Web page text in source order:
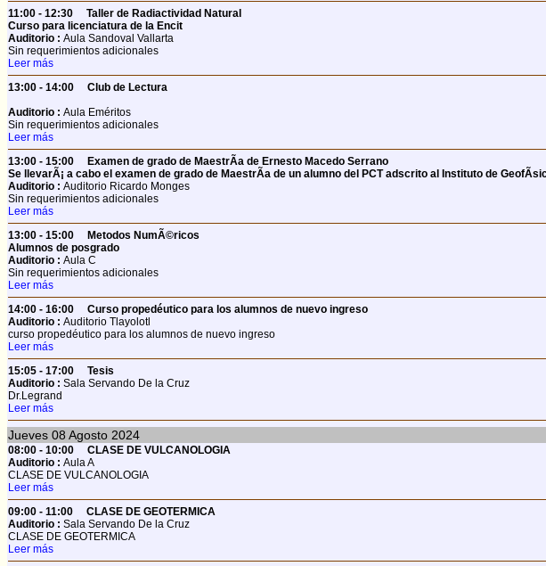
11:00 - 12:30 Taller de Radiactividad Natural
Curso para licenciatura de la Encit
Auditorio : Aula Sandoval Vallarta
Sin requerimientos adicionales
Leer más
13:00 - 14:00 Club de Lectura
Auditorio : Aula Eméritos
Sin requerimientos adicionales
Leer más
13:00 - 15:00
Examen de grado de MaestrÃ­a de Ernesto Macedo Serrano
Se llevarÃ¡ a cabo el examen de grado de MaestrÃ­a de un alumno del PCT adscrito al Instituto de
Auditorio : Auditorio Ricardo Monges
Sin requerimientos adicionales
Leer más
13:00 - 15:00
Metodos NumÃ©ricos
Alumnos de posgrado
Auditorio : Aula C
Sin requerimientos adicionales
Leer más
14:00 - 16:00 Curso propedéutico para los alumnos de nuevo ingreso
Auditorio : Auditorio Tlayolotl
curso propedéutico para los alumnos de nuevo ingreso
Leer más
15:05 - 17:00 Tesis
Auditorio : Sala Servando De la Cruz
Dr.Legrand
Leer más
Jueves 08 Agosto 2024
08:00 - 10:00 CLASE DE VULCANOLOGIA
Auditorio : Aula A
CLASE DE VULCANOLOGIA
Leer más
09:00 - 11:00 CLASE DE GEOTERMICA
Auditorio : Sala Servando De la Cruz
CLASE DE GEOTERMICA
Leer más